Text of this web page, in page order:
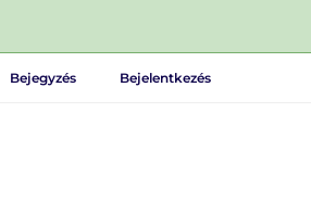
Bejegyzés Bejelentkezés